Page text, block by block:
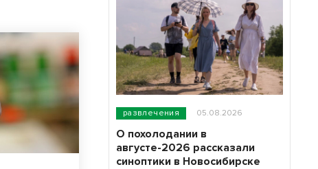
развлечения 05.08.2026
О похолодании в
августе-2026 рассказали
синоптики в Новосибирске